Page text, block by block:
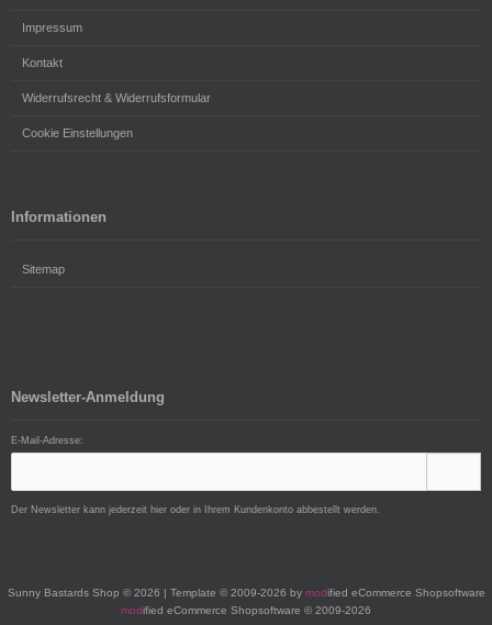
Impressum
Kontakt
Widerrufsrecht & Widerrufsformular
Cookie Einstellungen
Informationen
Sitemap
Newsletter-Anmeldung
E-Mail-Adresse:
Der Newsletter kann jederzeit hier oder in Ihrem Kundenkonto abbestellt werden.
Sunny Bastards Shop © 2026 | Template © 2009-2026 by modified eCommerce Shopsoftware
modified eCommerce Shopsoftware © 2009-2026